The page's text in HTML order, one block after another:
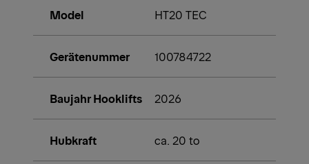
Model HT20 TEC
Gerätenummer 100784722
Baujahr Hooklifts 2026
Hubkraft ca. 20 to